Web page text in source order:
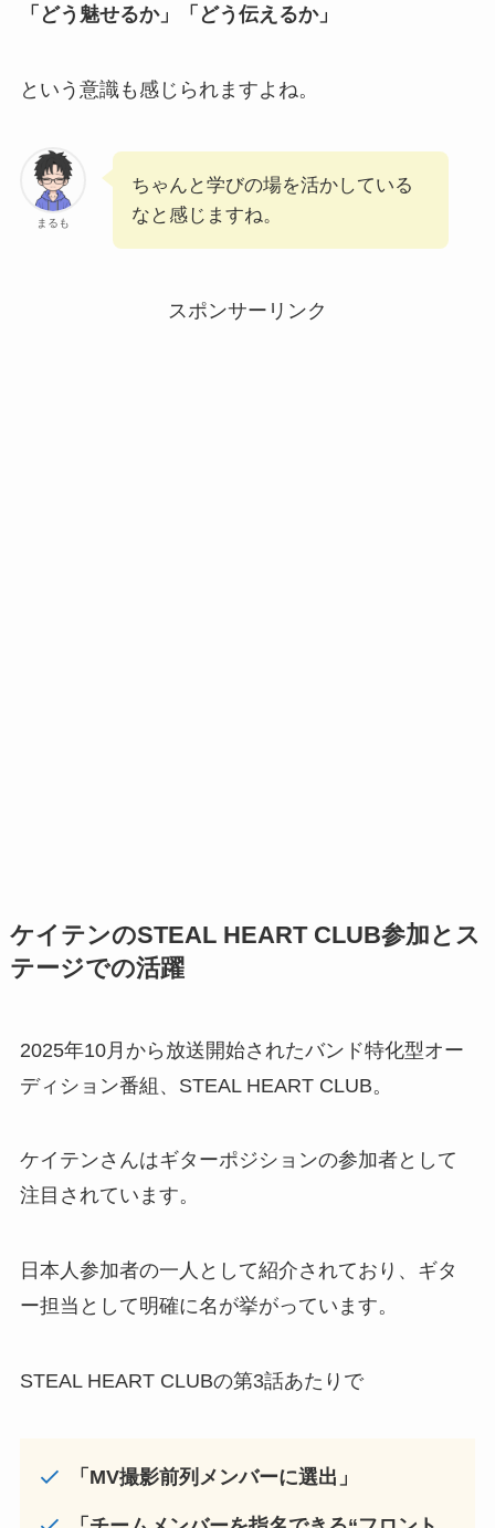
「どう魅せるか」「どう伝えるか」
という意識も感じられますよね。
まるも
ちゃんと学びの場を活かしている
なと感じますね。
スポンサーリンク
ケイテンのSTEAL HEART CLUB参加とス
テージでの活躍
2025年10月から放送開始されたバンド特化型オー
ディション番組、STEAL HEART CLUB。
ケイテンさんはギターポジションの参加者として
注目されています。
日本人参加者の一人として紹介されており、ギタ
ー担当として明確に名が挙がっています。
STEAL HEART CLUBの第3話あたりで
「MV撮影前列メンバーに選出」